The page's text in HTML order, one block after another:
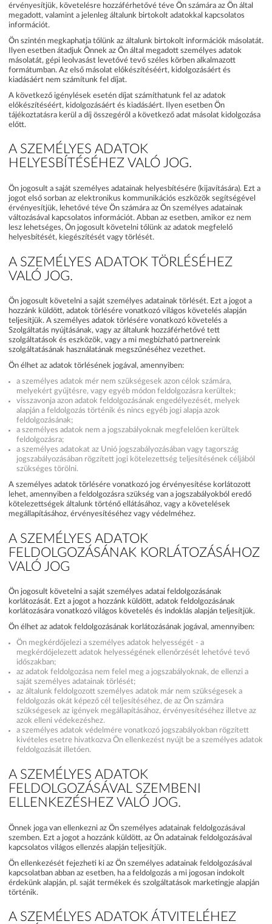
érvényesítjük, követelésre hozzáférhetővé téve Ön számára az Ön által
megadott, valamint a jelenleg általunk birtokolt adatokkal kapcsolatos
információt.
Ön szintén megkaphatja tőlünk az általunk birtokolt információk másolatát.
Ilyen esetben átadjuk Önnek az Ön által megadott személyes adatok
másolatát, gépi leolvasást levetővé tevő széles körben alkalmazott
formátumban. Az első másolat előkészítéséért, kidolgozásáért és
kiadásáért nem számítunk fel díjat.
A következő igénylések esetén díjat számíthatunk fel az adatok
előkészítéséért, kidolgozásáért és kiadásáért. Ilyen esetben Ön
tájékoztatásra kerül a díj összegéről a következő adat másolat kidolgozása
előtt.
A SZEMÉLYES ADATOK
HELYESBÍTÉSÉHEZ VALÓ JOG.
Ön jogosult a saját személyes adatainak helyesbítésére (kijavítására). Ezt a
jogot első sorban az elektronikus kommunikációs eszközök segítségével
érvényesítjük, lehetővé téve Ön számára az Ön személyes adatainak
változásával kapcsolatos információt. Abban az esetben, amikor ez nem
lesz lehetséges, Ön jogosult követelni tőlünk az adatok megfelelő
helyesbítését, kiegészítését vagy törlését.
A SZEMÉLYES ADATOK TÖRLÉSÉHEZ
VALÓ JOG.
Ön jogosult követelni a saját személyes adatainak törlését. Ezt a jogot a
hozzánk küldött, adatok törlésére vonatkozó világos követelés alapján
teljesítjük. A személyes adatok törlésére vonatkozó követelés a
Szolgáltatás nyújtásának, vagy az általunk hozzáférhetővé tett
szolgáltatások és eszközök, vagy a mi megbízható partnereink
szolgáltatásának használatának megszűnéséhez vezethet.
Ön élhet az adatok törlésének jogával, amennyiben:
a személyes adatok mér nem szükségesek azon célok számára,
melyekért gyűjtésre, vagy egyéb módon feldolgozásra kerültek;
visszavonja azon adatok feldolgozásának engedélyezését, melyek
alapján a feldolgozás történik és nincs egyéb jogi alapja azok
feldolgozásának;
a személyes adatok nem a jogszabályoknak megfelelően kerültek
feldolgozásra;
a személyes adatokat az Unió jogszabályozásában vagy tagország
jogszabályozásában rögzített jogi kötelezettség teljesítésének céljából
szükséges törölni.
A személyes adatok törlésére vonatkozó jog érvényesítése korlátozott
lehet, amennyiben a feldolgozásra szükség van a jogszabályokból eredő
kötelezettségek általunk történő ellátásához, vagy a követelések
megállapításához, érvényesítéséhez vagy védelméhez.
A SZEMÉLYES ADATOK
FELDOLGOZÁSÁNAK KORLÁTOZÁSÁHOZ
VALÓ JOG
Ön jogosult követelni a saját személyes adatai feldolgozásának
korlátozását. Ezt a jogot a hozzánk küldött, adatok feldolgozásának
korlátozására vonatkozó világos követelés és indoklás alapján teljesítjük.
Ön élhet az adatok feldolgozásának korlátozásának jogával, amennyiben:
Ön megkérdőjelezi a személyes adatok helyességét - a
megkérdőjelezett adatok helyességének ellenőrzését lehetővé tevő
időszakban;
az adatok feldolgozása nem felel meg a jogszabályoknak, de ellenzi a
saját személyes adatainak törlését;
az általunk feldolgozott személyes adatok már nem szükségesek a
feldolgozás okát képező cél teljesítéséhez, de az Ön számára
szükségesek az igények megállapításához, érvényesítéséhez illetve az
azok elleni védekezéshez.
a személyes adatok védelmére vonatkozó jogszabályokban rögzített
kivételes esetre hivatkozva Ön ellenkezést nyújt be a személyes adatok
feldolgozását illetően.
A SZEMÉLYES ADATOK
FELDOLGOZÁSÁVAL SZEMBENI
ELLENKEZÉSHEZ VALÓ JOG.
Önnek joga van ellenkezni az Ön személyes adatainak feldolgozásával
szemben. Ezt a jogot a hozzánk küldött, az Ön adatainak feldolgozásával
kapcsolatos világos ellenzés alapján teljesítjük.
Ön ellenkezését fejezheti ki az Ön személyes adatainak feldolgozásával
kapcsolatban abban az esetben, ha a feldolgozás a mi jogosan indokolt
érdekünk alapján, pl. saját termékek és szolgáltatások marketingje alapján
történik.
A SZEMÉLYES ADATOK ÁTVITELÉHEZ